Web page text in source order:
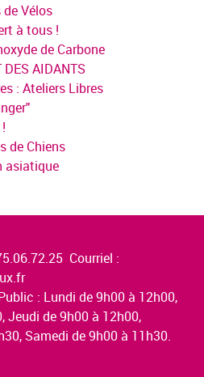
Vélos
à tous !
de Carbone
DES AIDANTS
: Ateliers Libres
de Chiens
asiatique
Courriel :
: Lundi de 9h00 à 12h00,
Jeudi de 9h00 à 12h00,
Samedi de 9h00 à 11h30.